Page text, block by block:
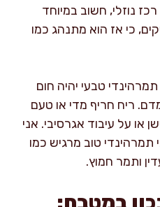
נוזלי, חשוב במיוחד
כי אז הוא מתנהג כמו
טבעי יהיה חום
ריח חריף מדי או טעם
או על עיבוד אגרסיבי. אני
טוב מרגיש כמו
ותמר חמוץ.